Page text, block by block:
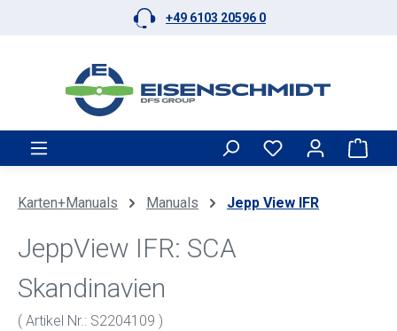
Zum Hauptinhalt springen+49 6103 20596 0
Karten+Manuals Manuals Jepp View IFR
JeppView IFR: SCA
Skandinavien
( Artikel Nr.: S2204109 )